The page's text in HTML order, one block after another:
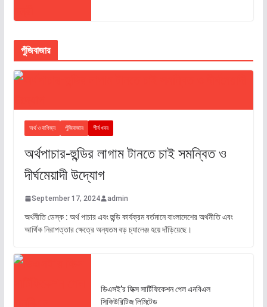
পুঁজিবাজার
অর্থ ও বাণিজ্য পুঁজিবাজার শীর্ষ খবর
অর্থপাচার-হুন্ডির লাগাম টানতে চাই সমন্বিত ও
দীর্ঘমেয়াদী উদ্যোগ
September 17, 2024 admin
অর্থনীতি ডেস্ক : অর্থ পাচার এবং হুন্ডি কার্যক্রম বর্তমানে বাংলাদেশের অর্থনীতি এবং
আর্থিক নিরাপত্তার ক্ষেত্রে অন্যতম বড় চ্যালেঞ্জ হয়ে দাঁড়িয়েছে।
ডিএসই’র ফিক্স সার্টিফিকেশন পেল এনবিএল
সিকিউরিটিজ লিমিটেড